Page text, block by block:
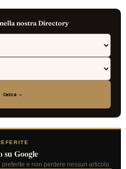
nostra Directory
Cerca →
su Google
e non perdere nessun articolo